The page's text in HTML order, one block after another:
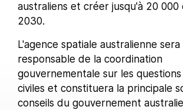
australiens et créer jusqu'à 20 000
2030.
L'agence spatiale australienne
responsable de la coordination
gouvernementale sur les questions
civiles et constituera la principale
conseils du gouvernement